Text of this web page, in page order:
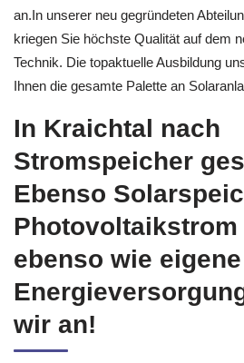
an.In unserer neu gegründeten
kriegen Sie höchste Qualität auf dem
Technik. Die topaktuelle Ausbildung
Ihnen die gesamte Palette an
In Kraichtal nach
Stromspeicher
Ebenso
Photovoltaikstrom
ebenso wie eigene
wir an!